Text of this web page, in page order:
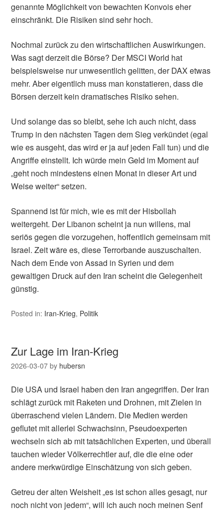
genannte Möglichkeit von bewachten Konvois eher
einschränkt. Die Risiken sind sehr hoch.
Nochmal zurück zu den wirtschaftlichen Auswirkungen.
Was sagt derzeit die Börse? Der MSCI World hat
beispielsweise nur unwesentlich gelitten, der DAX etwas
mehr. Aber eigentlich muss man konstatieren, dass die
Börsen derzeit kein dramatisches Risiko sehen.
Und solange das so bleibt, sehe ich auch nicht, dass
Trump in den nächsten Tagen dem Sieg verkündet (egal
wie es ausgeht, das wird er ja auf jeden Fall tun) und die
Angriffe einstellt. Ich würde mein Geld im Moment auf
„geht noch mindestens einen Monat in dieser Art und
Weise weiter“ setzen.
Spannend ist für mich, wie es mit der Hisbollah
weitergeht. Der Libanon scheint ja nun willens, mal
seriös gegen die vorzugehen, hoffentlich gemeinsam mit
Israel. Zeit wäre es, diese Terrorbande auszuschalten.
Nach dem Ende von Assad in Syrien und dem
gewaltigen Druck auf den Iran scheint die Gelegenheit
günstig.
Posted in: Iran-Krieg, Politik
Zur Lage im Iran-Krieg
2026-03-07 by hubersn
Die USA und Israel haben den Iran angegriffen. Der Iran
schlägt zurück mit Raketen und Drohnen, mit Zielen in
überraschend vielen Ländern. Die Medien werden
geflutet mit allerlei Schwachsinn, Pseudoexperten
wechseln sich ab mit tatsächlichen Experten, und überall
tauchen wieder Völkerrechtler auf, die die eine oder
andere merkwürdige Einschätzung von sich geben.
Getreu der alten Weisheit „es ist schon alles gesagt, nur
noch nicht von jedem“, will ich auch noch meinen Senf